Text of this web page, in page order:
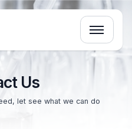
Us
let see what we can do